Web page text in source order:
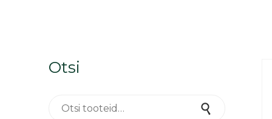
Otsi